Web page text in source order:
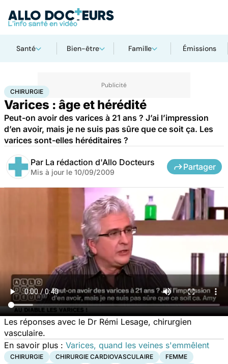
Santé Bien-être Famille Émissions
AccueilSanté Maladies
CHIRURGIE
Varices : âge et hérédité
Peut-on avoir des varices à 21 ans ? J’ai l’impression
d’en avoir, mais je ne suis pas sûre que ce soit ça. Les
varices sont-elles héréditaires ?
Par La rédaction d'Allo Docteurs
Mis à jour le 10/09/2009
Partager
Les réponses avec le Dr Rémi Lesage, chirurgien
vasculaire.
En savoir plus : Varices, quand les veines s'emmêlent
CHIRURGIE CHIRURGIE CARDIOVASCULAIRE
FEMME